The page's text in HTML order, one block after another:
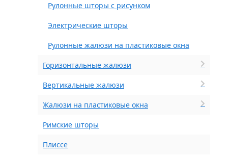
Рулонные шторы с рисунком
Электрические шторы
Рулонные жалюзи на пластиковые окна
Горизонтальные жалюзи
Вертикальные жалюзи
Жалюзи на пластиковые окна
Римские шторы
Плиссе